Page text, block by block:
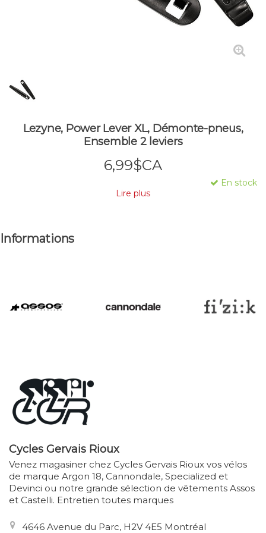
Lezyne, Power Lever XL, Démonte-pneus,
Ensemble 2 leviers
6,99$CA
En stock
Lire plus
Informations
Cycles Gervais Rioux
Venez magasiner chez Cycles Gervais Rioux vos vélos
de marque Argon 18, Cannondale, Specialized et
Devinci ou notre grande sélection de vêtements Assos
et Castelli. Entretien toutes marques
4646 Avenue du Parc, H2V 4E5 Montréal